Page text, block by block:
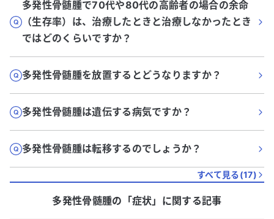
多発性骨髄腫で70代や80代の高齢者の場合の余命
（生存率）は、治療したときと治療しなかったとき
ではどのくらいですか？
多発性骨髄腫を放置するとどうなりますか？
多発性骨髄腫は遺伝する病気ですか？
多発性骨髄腫は転移するのでしょうか？
すべて見る(17)
多発性骨髄腫の「症状」に関する記事